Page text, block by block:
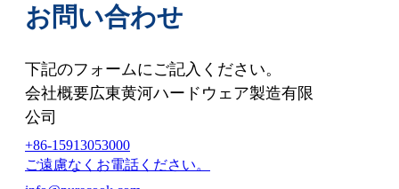
お問い合わせ
下記のフォームにご記入ください。
会社概要広東黄河ハードウェア製造有限
公司
+86-15913053000
ご遠慮なくお電話ください。